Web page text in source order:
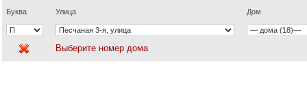
Буква Улица Дом
Выберите номер дома